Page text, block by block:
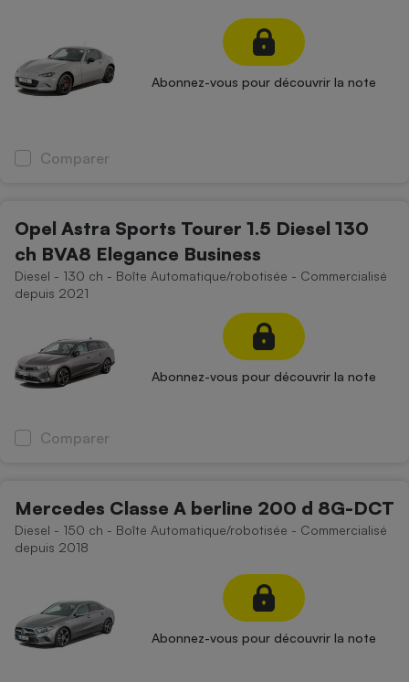
Abonnez-vous pour découvrir la note
Comparer
Opel Astra Sports Tourer 1.5 Diesel 130
ch BVA8 Elegance Business
Diesel - 130 ch - Boîte Automatique/robotisée - Commercialisé
depuis 2021
Abonnez-vous pour découvrir la note
Comparer
Mercedes Classe A berline 200 d 8G-DCT
Diesel - 150 ch - Boîte Automatique/robotisée - Commercialisé
depuis 2018
Abonnez-vous pour découvrir la note